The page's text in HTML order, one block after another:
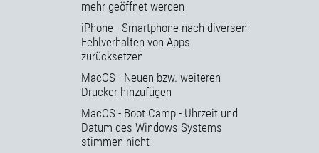
mehr geöffnet werden
iPhone - Smartphone nach diversen
Fehlverhalten von Apps
zurücksetzen
MacOS - Neuen bzw. weiteren
Drucker hinzufügen
MacOS - Boot Camp - Uhrzeit und
Datum des Windows Systems
stimmen nicht